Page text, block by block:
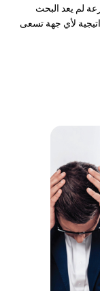
لم يعد البحث
لأي جهة تسعى